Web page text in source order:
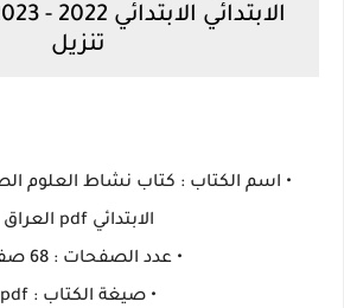
تنزيل
الابتدائي pdf العراق
• عدد الصفحات : 68 صفحة
• صيغة الكتاب : pdf